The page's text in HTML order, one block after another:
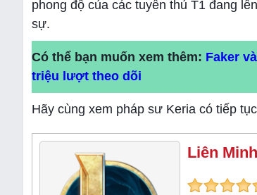
phong độ của các tuyển thủ T1 đang
sự.
Có thể bạn muốn xem thêm: Faker
triệu lượt theo dõi
Hãy cùng xem pháp sư Keria có tiếp
Liên